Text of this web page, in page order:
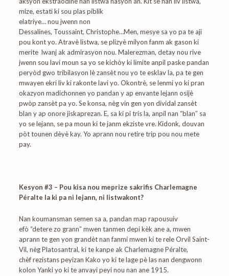
mize, estati ki sou plas piblik
elatriye… nou jwenn non
Dessalines, Toussaint, Christophe…Men, mesye sa yo pa te aji
pou kont yo. Atravè listwa, se plizyè milyon fanm ak gason ki
merite lwanj ak admirasyon nou. Malerezman, detay nou rive
jwenn sou lavi moun sa yo se kichòy ki limite anpil paske pandan
peryòd gwo tribilasyon lè zansèt nou yo te esklav la, pa te gen
mwayen ekri liv ki rakonte lavi yo. Okontrè, se lenmi yo ki pran
okazyon madichonnen yo pandan y ap envante lejann osijè
pwòp zansèt pa yo. Se konsa, nèg vin gen yon dividal zansèt
blan y ap onore jiskaprezan. E, sa ki pi tris la, anpil nan “blan” sa
yo se lejann, se pa moun ki te janm ekziste vre. Kidonk, douvan
pòt tounen dèyè kay. Yo aprann nou retire trip pou nou mete
pay.
Kesyon #3 – Pou kisa nou meprize sakrifis Charlemagne
Péralte la ki pa ni lejann, ni listwakont?
Nan koumansman semen sa a, pandan map rapousuiv
efò “detere zo grann” mwen tanmen depi kèk ane a, mwen
aprann te gen yon grandèt nan fanmi mwen ki te rele Orvil Saint-
Vil, nèg Platosantral, ki te kanpe ak Charlemagne Péralte,
chèf rezistans peyizan Kako yo ki te lage pè las nan dengwonn
kolon Yanki yo ki te anvayi peyi nou nan ane 1915.